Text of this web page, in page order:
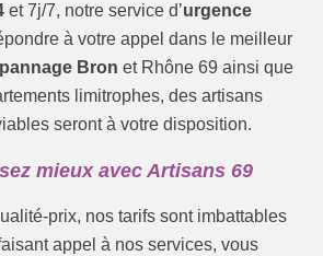
et 7j/7, notre service d’urgence
à votre appel dans le meilleur
Bron et Rhône 69 ainsi que
limitrophes, des artisans
seront à votre disposition.
mieux avec Artisans 69
prix, nos tarifs sont imbattables
appel à nos services, vous